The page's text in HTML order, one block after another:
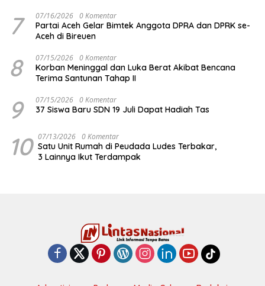
7 07/16/2026 0 Komentar
Partai Aceh Gelar Bimtek Anggota DPRA dan DPRK se-
Aceh di Bireuen
8 07/15/2026 0 Komentar
Korban Meninggal dan Luka Berat Akibat Bencana
Terima Santunan Tahap II
9 07/15/2026 0 Komentar
37 Siswa Baru SDN 19 Juli Dapat Hadiah Tas
10 07/13/2026 0 Komentar
Satu Unit Rumah di Peudada Ludes Terbakar,
3 Lainnya Ikut Terdampak